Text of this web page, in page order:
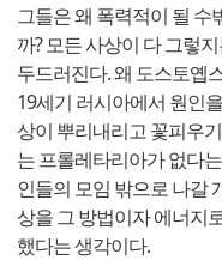
그들은 왜 폭력적이 될 수
까? 모든 사상이 다 그렇
두드러진다. 왜 도스토옙
19세기 러시아에서 원인
상이 뿌리내리고 꽃피우
는 프롤레타리아가 없다
인들의 모임 밖으로 나갈
상을 그 방법이자 에너지
했다는 생각이다.